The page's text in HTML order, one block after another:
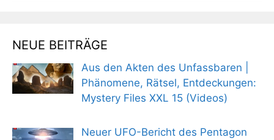
NEUE BEITRÄGE
Aus den Akten des Unfassbaren |
Phänomene, Rätsel, Entdeckungen:
Mystery Files XXL 15 (Videos)
Neuer UFO-Bericht des Pentagon